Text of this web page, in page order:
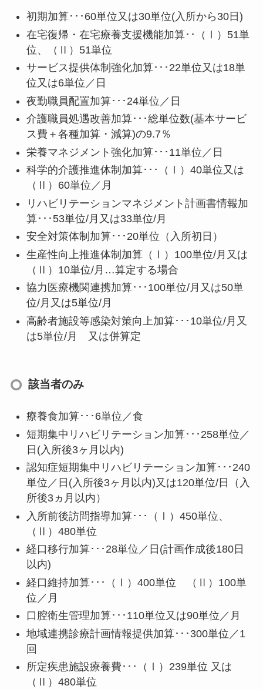
初期加算･･･60単位又は30単位(入所から30日)
在宅復帰・在宅療養支援機能加算･･（Ⅰ）51単
位、（Ⅱ）51単位
サービス提供体制強化加算･･･22単位又は18単
位又は6単位／日
夜勤職員配置加算･･･24単位／日
介護職員処遇改善加算･･･総単位数(基本サービ
ス費＋各種加算・減算)の9.7％
栄養マネジメント強化加算･･･11単位／日
科学的介護推進体制加算･･･（Ⅰ）40単位又は
（Ⅱ）60単位／月
リハビリテーションマネジメント計画書情報加
算･･･53単位/月又は33単位/月
安全対策体制加算･･･20単位（入所初日）
生産性向上推進体制加算（Ⅰ）100単位/月又は
（Ⅱ）10単位/月…算定する場合
協力医療機関連携加算･･･100単位/月又は50単
位/月又は5単位/月
高齢者施設等感染対策向上加算･･･10単位/月又
は5単位/月 又は併算定
該当者のみ
療養食加算･･･6単位／食
短期集中リハビリテーション加算･･･258単位／
日(入所後3ヶ月以内)
認知症短期集中リハビリテーション加算･･･240
単位／日(入所後3ヶ月以内)又は120単位/日（入
所後3ヵ月以内）
入所前後訪問指導加算･･･（Ⅰ）450単位、
（Ⅱ）480単位
経口移行加算･･･28単位／日(計画作成後180日
以内)
経口維持加算･･･（Ⅰ）400単位 （Ⅱ）100単
位／月
口腔衛生管理加算･･･110単位又は90単位／月
地域連携診療計画情報提供加算･･･300単位／1
回
所定疾患施設療養費･･･（Ⅰ）239単位 又は
（Ⅱ）480単位